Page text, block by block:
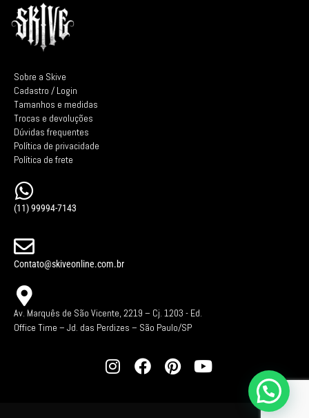
Sobre a Skive
Cadastro / Login
Tamanhos e medidas
Trocas e devoluções
Dúvidas frequentes
Política de privacidade
Política de frete
(11) 99994-7143
Contato@skiveonline.com.br
Av. Marquês de São Vicente, 2219 – Cj. 1203 - Ed.
Office Time – Jd. das Perdizes – São Paulo/SP